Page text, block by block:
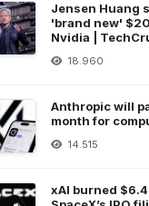
Jensen Huang
'brand new'
Nvidia |
18.960
Anthropic will
month for
14.515
xAI burned